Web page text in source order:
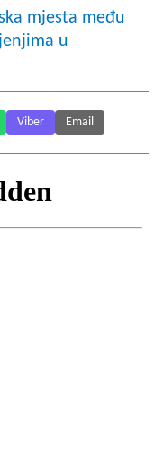
mjesta među
u
Viber Email